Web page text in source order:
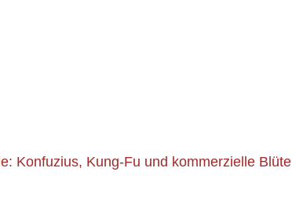
Konfuzius, Kung-Fu und kommerzielle Blüte